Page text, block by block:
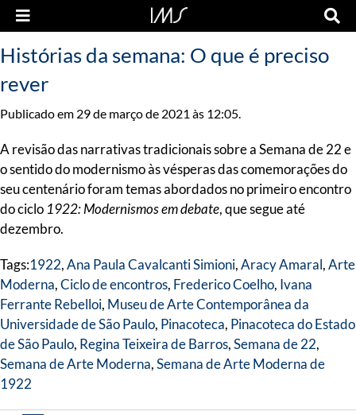
Histórias da semana: O que é preciso
rever
Publicado em 29 de março de 2021 às 12:05.
A revisão das narrativas tradicionais sobre a Semana de 22 e
o sentido do modernismo às vésperas das comemorações do
seu centenário foram temas abordados no primeiro encontro
do ciclo 1922: Modernismos em debate, que segue até
dezembro.
Tags:1922,Ana Paula Cavalcanti Simioni,Aracy Amaral,Arte
Moderna,Ciclo de encontros, Frederico Coelho, Ivana
Ferrante Rebelloi, Museu de Arte Contemporânea da
Universidade de São Paulo, Pinacoteca, Pinacoteca do Estado
de São Paulo, Regina Teixeira de Barros,Semana de 22,
Semana de Arte Moderna,Semana de Arte Moderna de
1922